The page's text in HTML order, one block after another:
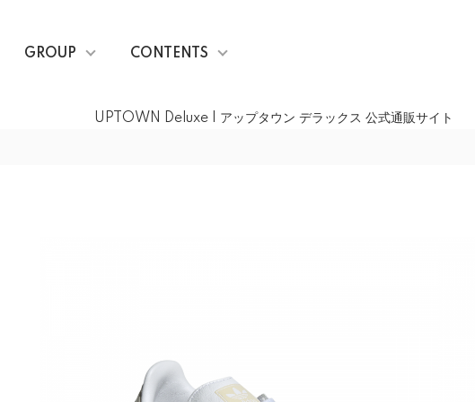
UPTOWN Deluxe | アップタウン デラックス 公式通販サイト
GROUP CONTENTS